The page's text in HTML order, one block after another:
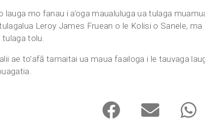
lauga mo fanau i a’oga maualuluga ua tulaga
Leroy James Fruean o le Kolisi o Sanele,
tolu.
alii ae to’afā tamaitai ua maua faailoga i le tauvaga